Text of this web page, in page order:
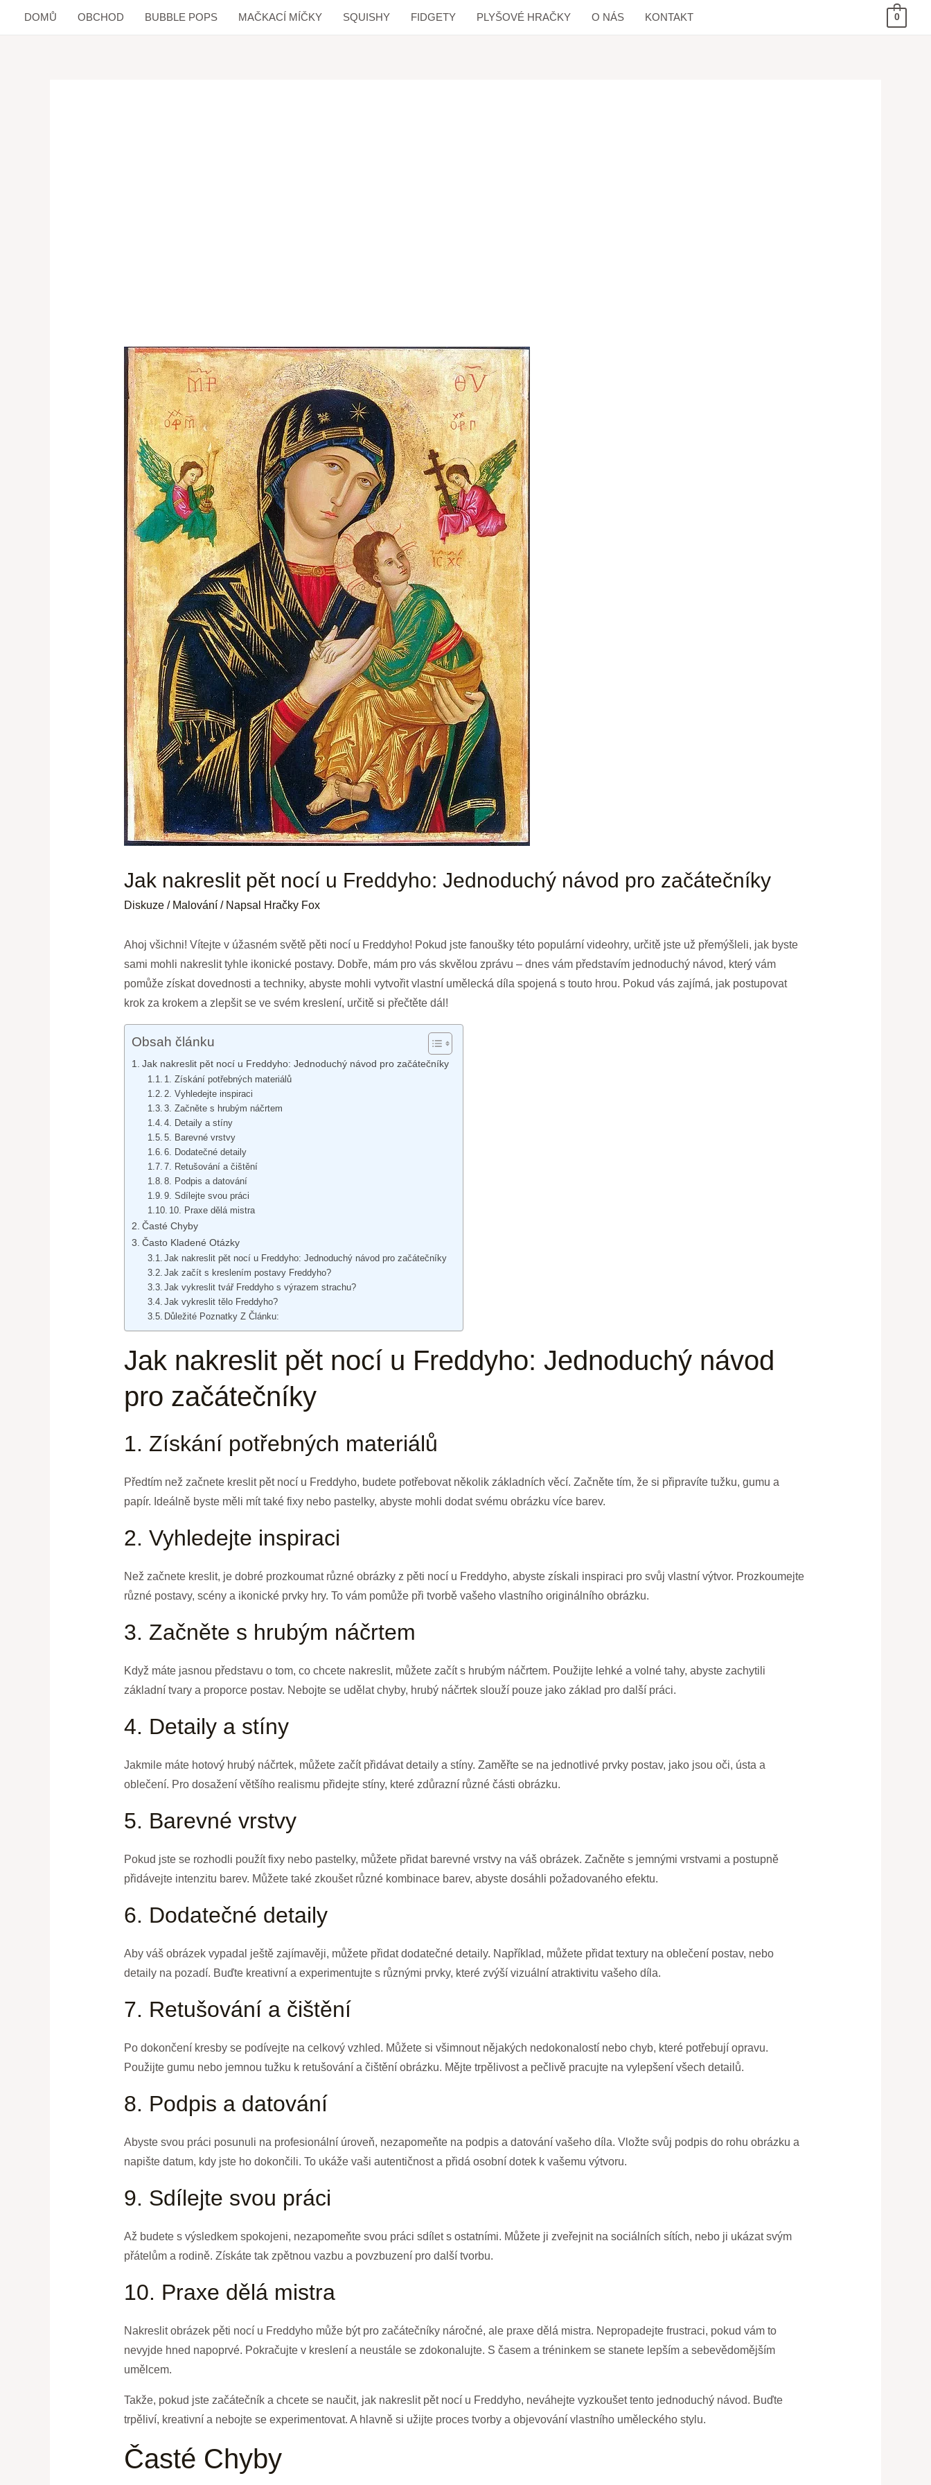
DOMŮ OBCHOD BUBBLE POPS MAČKACÍ MÍČKY SQUISHY FIDGETY PLYŠOVÉ HRAČKY O NÁS KONTAKT 0
Jak nakreslit pět nocí u Freddyho: Jednoduchý návod pro začátečníky
Diskuze / Malování/ Napsal Hračky Fox
Ahoj všichni! Vítejte v úžasném světě pěti nocí u Freddyho! Pokud jste fanoušky této populární videohry, určitě jste už přemýšleli, jak byste
sami mohli nakreslit tyhle ikonické postavy. Dobře, mám pro vás skvělou zprávu – dnes vám představím jednoduchý návod, který vám
pomůže získat dovednosti a techniky, abyste mohli vytvořit vlastní umělecká díla spojená s touto hrou. Pokud vás zajímá, jak postupovat
krok za krokem a zlepšit se ve svém kreslení, určitě si přečtěte dál!
Obsah článku
Jak nakreslit pět nocí u Freddyho: Jednoduchý návod pro začátečníky
1. Získání potřebných materiálů
2. Vyhledejte inspiraci
3. Začněte s hrubým náčrtem
4. Detaily a stíny
5. Barevné vrstvy
6. Dodatečné detaily
7. Retušování a čištění
8. Podpis a datování
9. Sdílejte svou práci
10. Praxe dělá mistra
Časté Chyby
Často Kladené Otázky
Jak nakreslit pět nocí u Freddyho: Jednoduchý návod pro začátečníky
Jak začít s kreslením postavy Freddyho?
Jak vykreslit tvář Freddyho s výrazem strachu?
Jak vykreslit tělo Freddyho?
Důležité Poznatky Z Článku:
Jak nakreslit pět nocí u Freddyho: Jednoduchý návod
pro začátečníky
1. Získání potřebných materiálů
Předtím než začnete kreslit pět nocí u Freddyho, budete potřebovat několik základních věcí. Začněte tím, že si připravíte tužku, gumu a
papír. Ideálně byste měli mít také fixy nebo pastelky, abyste mohli dodat svému obrázku více barev.
2. Vyhledejte inspiraci
Než začnete kreslit, je dobré prozkoumat různé obrázky z pěti nocí u Freddyho, abyste získali inspiraci pro svůj vlastní výtvor. Prozkoumejte
různé postavy, scény a ikonické prvky hry. To vám pomůže při tvorbě vašeho vlastního originálního obrázku.
3. Začněte s hrubým náčrtem
Když máte jasnou představu o tom, co chcete nakreslit, můžete začít s hrubým náčrtem. Použijte lehké a volné tahy, abyste zachytili
základní tvary a proporce postav. Nebojte se udělat chyby, hrubý náčrtek slouží pouze jako základ pro další práci.
4. Detaily a stíny
Jakmile máte hotový hrubý náčrtek, můžete začít přidávat detaily a stíny. Zaměřte se na jednotlivé prvky postav, jako jsou oči, ústa a
oblečení. Pro dosažení většího realismu přidejte stíny, které zdůrazní různé části obrázku.
5. Barevné vrstvy
Pokud jste se rozhodli použít fixy nebo pastelky, můžete přidat barevné vrstvy na váš obrázek. Začněte s jemnými vrstvami a postupně
přidávejte intenzitu barev. Můžete také zkoušet různé kombinace barev, abyste dosáhli požadovaného efektu.
6. Dodatečné detaily
Aby váš obrázek vypadal ještě zajímavěji, můžete přidat dodatečné detaily. Například, můžete přidat textury na oblečení postav, nebo
detaily na pozadí. Buďte kreativní a experimentujte s různými prvky, které zvýší vizuální atraktivitu vašeho díla.
7. Retušování a čištění
Po dokončení kresby se podívejte na celkový vzhled. Můžete si všimnout nějakých nedokonalostí nebo chyb, které potřebují opravu.
Použijte gumu nebo jemnou tužku k retušování a čištění obrázku. Mějte trpělivost a pečlivě pracujte na vylepšení všech detailů.
8. Podpis a datování
Abyste svou práci posunuli na profesionální úroveň, nezapomeňte na podpis a datování vašeho díla. Vložte svůj podpis do rohu obrázku a
napište datum, kdy jste ho dokončili. To ukáže vaši autentičnost a přidá osobní dotek k vašemu výtvoru.
9. Sdílejte svou práci
Až budete s výsledkem spokojeni, nezapomeňte svou práci sdílet s ostatními. Můžete ji zveřejnit na sociálních sítích, nebo ji ukázat svým
přátelům a rodině. Získáte tak zpětnou vazbu a povzbuzení pro další tvorbu.
10. Praxe dělá mistra
Nakreslit obrázek pěti nocí u Freddyho může být pro začátečníky náročné, ale praxe dělá mistra. Nepropadejte frustraci, pokud vám to
nevyjde hned napoprvé. Pokračujte v kreslení a neustále se zdokonalujte. S časem a tréninkem se stanete lepším a sebevědomějším
umělcem.
Takže, pokud jste začátečník a chcete se naučit, jak nakreslit pět nocí u Freddyho, neváhejte vyzkoušet tento jednoduchý návod. Buďte
trpěliví, kreativní a nebojte se experimentovat. A hlavně si užijte proces tvorby a objevování vlastního uměleckého stylu.
Časté Chyby